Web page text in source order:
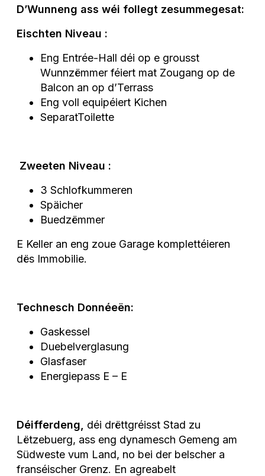
D’Wunneng ass wéi follegt zesummegesat:
Eischten Niveau :
Eng Entrée-Hall déi op e grousst
Wunnzëmmer féiert mat Zougang op de
Balcon an op d’Terrass
Eng voll equipéiert Kichen
SeparatToilette
Zweeten Niveau :
3 Schlofkummeren
Späicher
Buedzëmmer
E Keller an eng zoue Garage komplettéieren
dës Immobilie.
Technesch Donnéeën:
Gaskessel
Duebelverglasung
Glasfaser
Energiepass E – E
Déifferdeng,
déi drëttgréisst Stad zu
Lëtzebuerg, ass eng dynamesch Gemeng am
Südweste vum Land, no bei der belscher a
franséischer Grenz. En agreabelt